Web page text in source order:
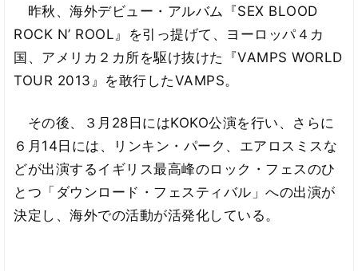
昨秋、海外デビュー・アルバム『SEX BLOOD
ROCK N’ ROOL』を引っ提げて、ヨーロッパ４カ
国、アメリカ２カ所を駆け抜けた『VAMPS WORLD
TOUR 2013』を敢行したVAMPS。
その後、３月28日にはKOKO公演を行い、さらに
６月14日には、リンキン・パーク、エアロスミスな
どが出演するイギリス最高峰のロック・フェスのひ
とつ「ダウンロード・フェスティバル」への出演が
決定し、海外での活動が活発化している。